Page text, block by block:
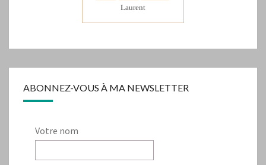
Laurent
ABONNEZ-VOUS À MA NEWSLETTER
Votre nom